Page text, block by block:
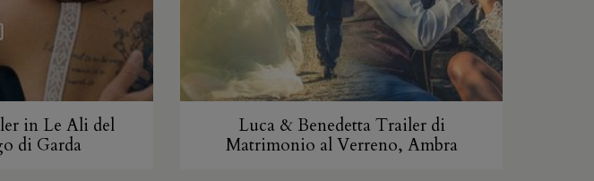
in Le Ali del
di Garda
Luca & Benedetta Trailer di
Matrimonio al Verreno, Ambra